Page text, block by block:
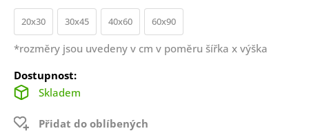
20x30 30x45 40x60 60x90
*rozměry jsou uvedeny v cm v poměru šířka x výška
Dostupnost:
Skladem
Přidat do oblíbených